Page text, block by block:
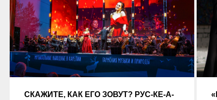
СКАЖИТЕ, КАК ЕГО ЗОВУТ? РУС-КЕ-А-